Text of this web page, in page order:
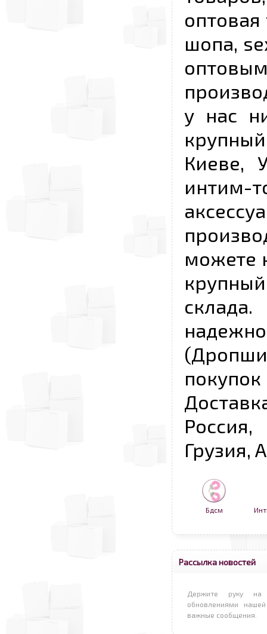
шопа,
у нас
Киеве,
можете
Грузия,
Бдсм
Рассылка новостей
Держите руку на
обновлениями
важные сообщения.